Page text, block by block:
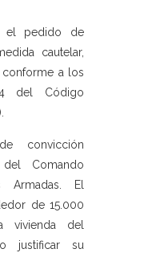
el pedido de
cautelar,
a los
del Código
convicción
Comando
Armadas. El
de 15.000
vivienda del
justificar su